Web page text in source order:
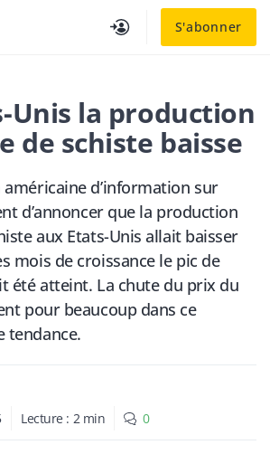
S'abonner
Unis la production
de schiste baisse
américaine d’information sur
d’annoncer que la production
aux Etats-Unis allait baisser
mois de croissance le pic de
été atteint. La chute du prix du
pour beaucoup dans ce
tendance.
Lecture : 2 min 0